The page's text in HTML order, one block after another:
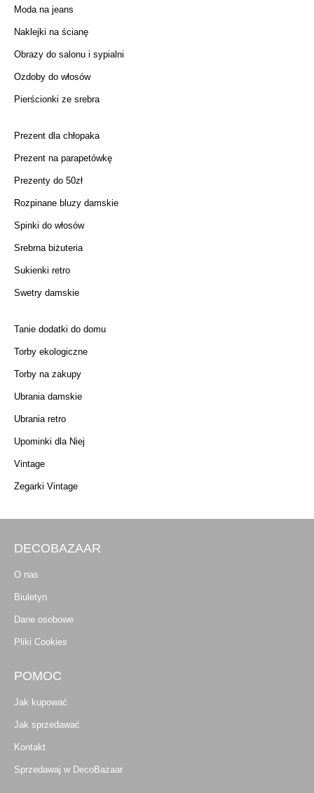
Moda na jeans
Naklejki na ścianę
Obrazy do salonu i sypialni
Ozdoby do włosów
Pierścionki ze srebra
Prezent dla chłopaka
Prezent na parapetówkę
Prezenty do 50zł
Rozpinane bluzy damskie
Spinki do włosów
Srebrna biżuteria
Sukienki retro
Swetry damskie
Tanie dodatki do domu
Torby ekologiczne
Torby na zakupy
Ubrania damskie
Ubrania retro
Upominki dla Niej
Vintage
Zegarki Vintage
DECOBAZAAR
O nas
Biuletyn
Dane osobowe
Pliki Cookies
POMOC
Jak kupować
Jak sprzedawać
Kontakt
Sprzedawaj w DecoBazaar